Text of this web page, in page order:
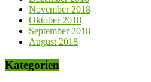
November 2018
Oktober 2018
September 2018
August 2018
Kategorien